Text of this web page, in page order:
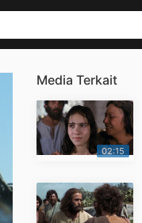
Media Terkait
02:15